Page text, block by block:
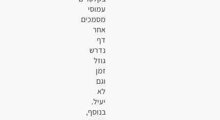
עמוסי
מסמכים
אחר
דף
נדרש
גוזל
זמן
וגם
לא
יעיל.
בנוסף,